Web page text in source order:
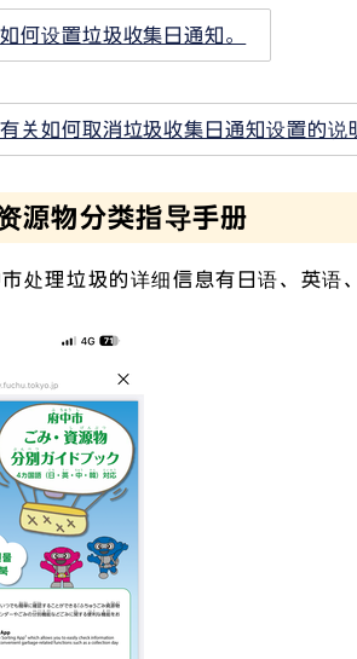
何设置垃圾收集日通知。
关如何取消垃圾收集日通知设置的说
源物分类指导手册
处理垃圾的详细信息有日语、英语